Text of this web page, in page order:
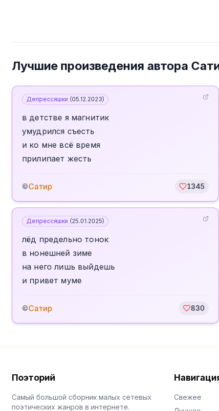
Лучшие произведения автора
Депрессяшки (05.12.2023)
в детстве я магнитик
умудрился съесть
и ко мне всё время
прилипает жесть
©Сатир 1345
Депрессяшки (25.01.2025)
лёд предельно тонок
в нонешней зиме
на него лишь выйдешь
и привет муме
©Сатир 830
Поэторий
Самый большой сборник малых сетевых
поэтических жанров в интернете.
Свежее